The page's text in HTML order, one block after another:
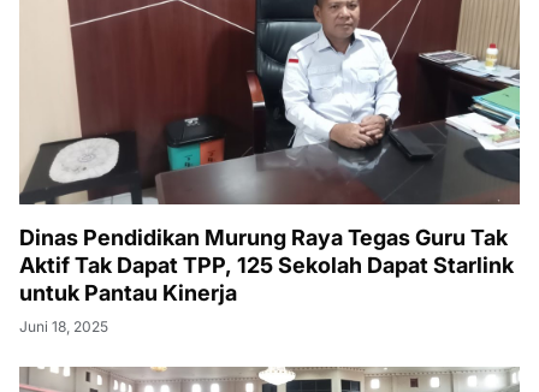
Dinas Pendidikan Murung Raya Tegas Guru Tak
Aktif Tak Dapat TPP, 125 Sekolah Dapat Starlink
untuk Pantau Kinerja
Juni 18, 2025